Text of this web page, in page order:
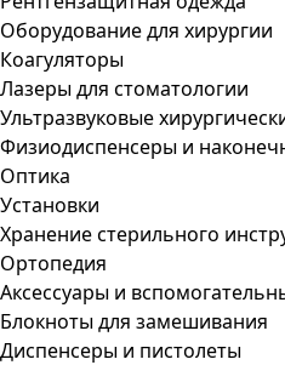
Оборудование для хирургии
Коагуляторы
Лазеры для стоматологии
Ультразвуковые
Физиодиспенсеры и
Оптика
Установки
Хранение стерильного
Ортопедия
Аксессуары и
Блокноты для замешивания
Диспенсеры и пистолеты